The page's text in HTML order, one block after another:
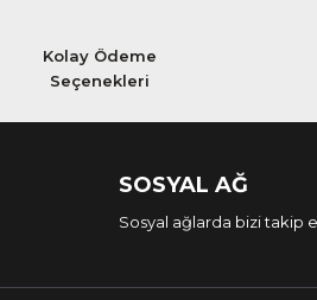
Kolay Ödeme
Seçenekleri
SOSYAL AĞ
Sosyal ağlarda bizi takip